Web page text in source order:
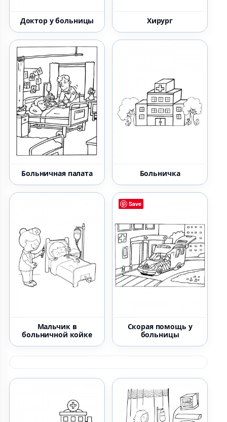
Доктор у больницы Хирург
Больничная палата Больничка
Мальчик в
больничной койке
Скорая помощь у
больницы
Save